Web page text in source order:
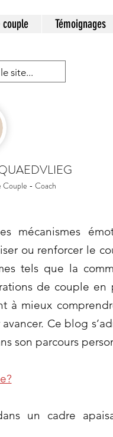
Témoignages
Couple - Coach
mécanismes
ou renforcer le
tels que la
de couple
à mieux
Ce blog
son parcours
un cadre